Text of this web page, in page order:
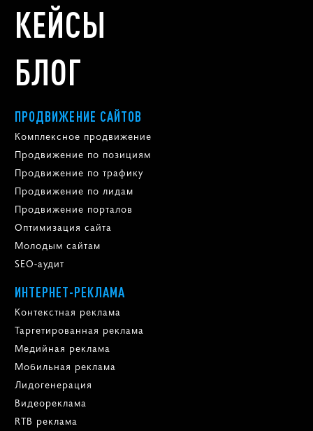
КЕЙСЫ
БЛОГ
ПРОДВИЖЕНИЕ САЙТОВ
Комплексное продвижение
Продвижение по позициям
Продвижение по трафику
Продвижение по лидам
Продвижение порталов
Оптимизация сайта
Молодым сайтам
SEO-аудит
ИНТЕРНЕТ-РЕКЛАМА
Контекстная реклама
Таргетированная реклама
Медийная реклама
Мобильная реклама
Лидогенерация
Видеореклама
RTB реклама